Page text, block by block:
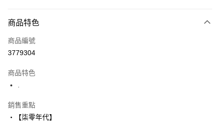
信用卡一次付款
超商取貨付款
街口支付
悠遊付
商品特色
商品編號
3779304
商品特色
銷售重點
‧【柒零年代】